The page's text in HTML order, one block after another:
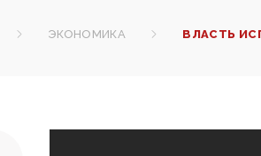
ЭКОНОМИКА ВЛАСТЬ